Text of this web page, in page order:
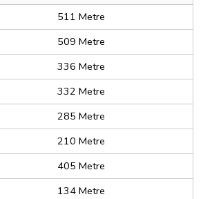
511 Metre
509 Metre
336 Metre
332 Metre
285 Metre
210 Metre
405 Metre
134 Metre